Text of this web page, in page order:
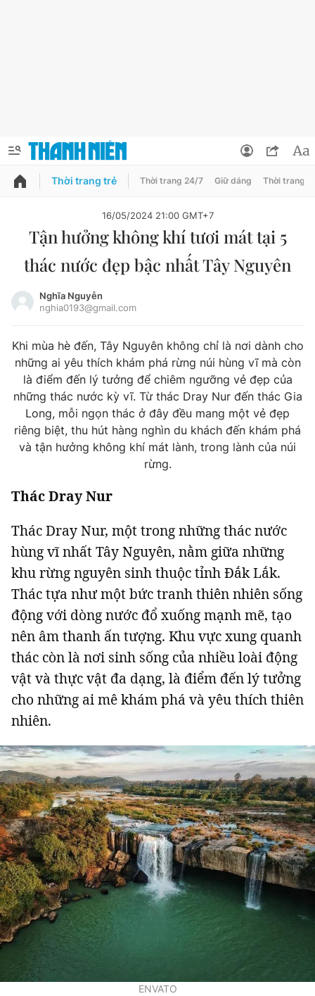
PODCAST QUẢNG CÁO
Chuyên mục
Chuyên mục khác
Chào ngày mới Tin 24h
Tin thị trường Tin 360
Video Podcasts
Sản phẩm khác
Tiện ích Bạn cần biết
Thông tin tòa soạn Liên hệ quảng cáo
Đọc Thanh Niên trên điện thoại
Theo dõi báo trên
Hotline
0906 645 777
Liên hệ quảng cáo
0908 780 404
Đặt báo Quảng cáo RSS Tòa soạn Chính sách bảo
Tổng biên tập: Nguyễn Ngọc Toàn
Phó tổng biên tập: Hải Thành
Ủy viên Ban biên tập - Tổng Thư ký tòa soạn: Trần Việt Hưng
Giấy phép xuất bản số 110/GP - BTTTT cấp ngày 24.3.2020
© 2003-2026 Bản quyền thuộc về Báo Thanh Niên. Cấm sao chép
dưới mọi hình thức nếu không có sự chấp thuận bằng văn bản.
Thông tin tài khoản
Đổi mật khẩu
Tin đã lưu
Đăng xuất
Thời trang trẻ Thời trang 24/7 Giữ dáng Thời trang
16/05/2024 21:00 GMT+7
Tận hưởng không khí tươi mát tại 5
thác nước đẹp bậc nhất Tây Nguyên
Nghĩa Nguyễn
nghia0193@gmail.com
Khi mùa hè đến, Tây Nguyên không chỉ là nơi dành cho
những ai yêu thích khám phá rừng núi hùng vĩ mà còn
là điểm đến lý tưởng để chiêm ngưỡng vẻ đẹp của
những thác nước kỳ vĩ. Từ thác Dray Nur đến thác Gia
Long, mỗi ngọn thác ở đây đều mang một vẻ đẹp
riêng biệt, thu hút hàng nghìn du khách đến khám phá
và tận hưởng không khí mát lành, trong lành của núi
rừng.
Thác Dray Nur
Thác Dray Nur, một trong những thác nước
hùng vĩ nhất Tây Nguyên, nằm giữa những
khu rừng nguyên sinh thuộc tỉnh Đắk Lắk.
Thác tựa như một bức tranh thiên nhiên sống
động với dòng nước đổ xuống mạnh mẽ, tạo
nên âm thanh ấn tượng. Khu vực xung quanh
thác còn là nơi sinh sống của nhiều loài động
vật và thực vật đa dạng, là điểm đến lý tưởng
cho những ai mê khám phá và yêu thích thiên
nhiên.
ENVATO